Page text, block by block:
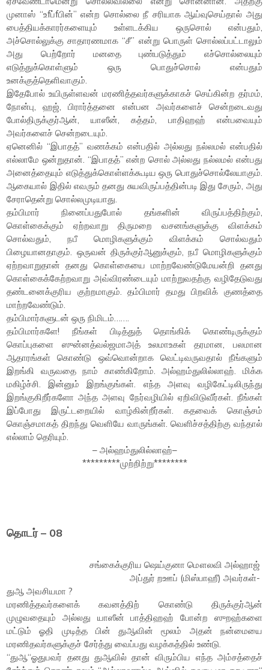
முனாஸ் “உfப்fபின்” என்ற சொல்லை நீ சரியாக ஆய்வுசெய்தால் அது
பைத்தியக்காரர்களையும் உள்ளடக்கிய ஒருசொல் என்பதும்,
அச்சொல்லுக்கு சாதாரணமாக “சீ” என்று பொருள் சொல்லப்பட்டாலும்
அது பெற்றோர் மனதை புண்படுத்தும் எச்சொல்லையும்
எடுத்துக்கொள்ளும் ஒரு பொதுச்சொல் என்பதும்
உனக்குத்தெளிவாகும்.
இதேபோல் உயிருள்ளவன் மரணித்தவர்களுக்காகச் செய்கின்ற தர்மம்,
நோன்பு, ஹஜ், பிரார்த்தனை என்பன அவர்களைச் சென்றடைவது
போல்திருக்குர்ஆன், யாஸீன், கத்தம், பாதிஹஹ் என்பவையும்
அவர்களைச் சென்றடையும்.
ஏனெனில் “இபாதத்” வணக்கம் என்பதில் அல்லது நல்லமல் என்பதில்
எல்லாமே ஒன்றுதான். “இபாதத்” என்ற சொல் அல்லது நல்லமல் என்பது
அனைத்தையும் எடுத்துக்கொள்ளக்கூடிய ஒரு பொதுச்சொல்லேயாகும்.
ஆகையால் இதில் எவரும் தனது சுயவிருப்பத்தின்படி இது சேரும், அது
சேராதென்று சொல்லமுடியாது.
தம்பிமார் நினைப்பதுபோல் தங்களின் விருப்பத்திற்கும்,
கொள்கைக்கும் ஏற்றவாறு திருமறை வசனங்களுக்கு விளக்கம்
சொல்வதும், நபீ மொழிகளுக்கும் விளக்கம் சொல்வதும்
பிழையானதாகும். ஒருவன் திருக்குர்ஆனுக்கும், நபீ மொழிகளுக்கும்
ஏற்றவாறுதான் தனது கொள்கையை மாற்றவேண்டுமேயன்றி தனது
கொள்கைக்கேற்றவாறு அவ்விரண்டையும் மாற்றுவதற்கு வழிதேடுவது
தண்டனைக்குரிய குற்றமாகும். தம்பிமார் தமது பிறவிக் குணத்தை
மாற்றவேண்டும்.
தம்பிமார்களுடன் ஒரு நிமிடம்…….
தம்பிமார்களே! நீங்கள் பிடித்துத் தொங்கிக் கொண்டிருக்கும்
கொப்புகளை ஸுன்னத்வல்ஜமாஅத் உலமாஉகள் தரமான, பலமான
ஆதாரங்கள் கொண்டு ஒவ்வொன்றாக வெட்டிவருவதால் நீங்களும்
இறங்கி வருவதை நாம் காண்கிறோம். அல்ஹம்துலில்லாஹ். மிக்க
மகிழ்ச்சி. இன்னும் இறங்குங்கள். எந்த அளவு வழிகேட்டிலிருந்து
இறங்குகிறீர்களோ அந்த அளவு நேர்வழியில் ஏறிவிடுவீர்கள். நீங்கள்
இப்போது இருட்டறையில் வாழ்கின்றீர்கள். கதவைக் கொஞ்சம்
கொஞ்சமாகத் திறந்து வெளியே வாருங்கள். வெளிச்சத்திற்கு வந்தால்
எல்லாம் தெரியும்.
– அல்ஹம்துலில்லாஹ்–
*********முற்றிற்று********
தொடர் – 08
சங்கைக்குரிய ஷெய்குனா மௌலவி அல்ஹாஜ்
அப்துர் றஊப் (மிஸ்பாஹீ) அவர்கள்-
துஆ அவசியமா ?
மரணித்தவர்களைக் கவனத்திற் கொண்டு திருக்குர்ஆன்
முழுவதையும் அல்லது யாஸீன் பாத்திஹஹ் போன்ற ஸுறஹ்களை
மட்டும் ஓதி முடித்த பின் துஆவின் மூலம் அதன் நன்மையை
மரணிதவர்களுக்குச் சேர்த்து வைப்பது வழக்கத்தில் உண்டு.
“துஆ“ஓதுபவர் தனது துஆவில் தான் விரும்பிய எந்த அம்சத்தைச்